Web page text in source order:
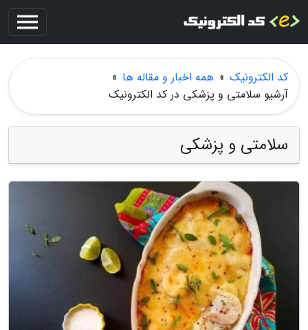
کد الکترونیک » همه اخبار و مقاله ها »
آرشیو سلامتی و پزشکی در کد الکترونیک
سلامتی و پزشکی